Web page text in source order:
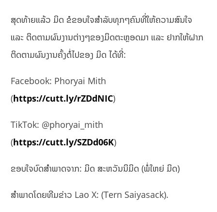
ສຸດທ້າຍແລ້ວ ມິດ ຂໍຂອບໃຈສໍາລັບທຸກໆຄົນທີ່ໃຫ້ຄວາມສົນໃຈ
ແລະ ຕິດຕາມຜົນງານຕ່າງໆຂອງມິດຕະຫຼອດມາ ແລະ ຢາກໃຫ້ຝາກ
ຕິດຕາມຜົນງານຄັ້ງຕໍ່ໄປຂອງ ມິດ ໄດ້ທີ່:
Facebook: Phoryai Mith
(https://cutt.ly/rZDdNIC)
TikTok: @phoryai_mith
(https://cutt.ly/SZDd06K)
ຂອບໃຈບົດສຳພາດຈາກ: ມິດ ສະຫວັນນິມິດ (ພໍ່ໃຫຍ່ ມິດ)
ສໍາພາດໂດຍທີມຂ່າວ Lao X: (Tern Saiyasack).